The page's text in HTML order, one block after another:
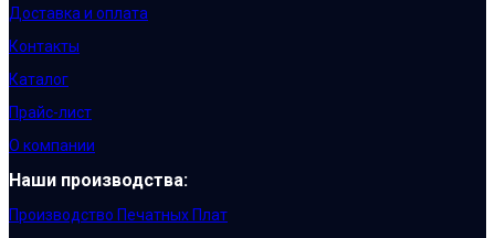
Доставка и оплата
Контакты
Каталог
Прайс-лист
О компании
Наши производства:
Производство Печатных Плат